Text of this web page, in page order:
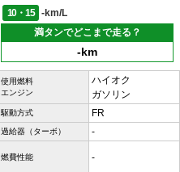
10・15
-km/L
満タンでどこまで走る？
-km
使用燃料
エンジン
ハイオク
ガソリン
駆動方式 FR
過給器（ターボ） -
燃費性能 -